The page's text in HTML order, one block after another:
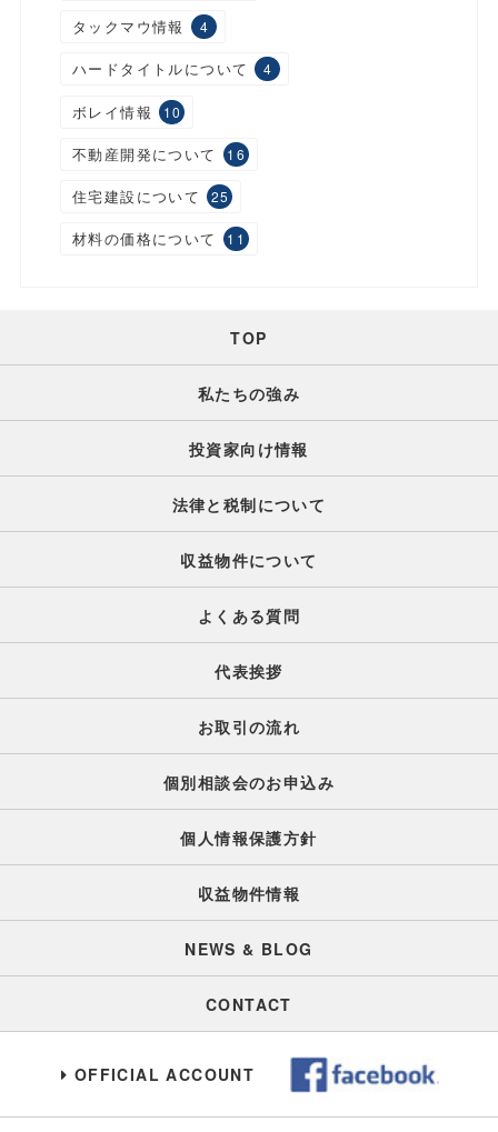
タックマウ情報 4
ハードタイトルについて 4
ボレイ情報 10
不動産開発について 16
住宅建設について 25
材料の価格について 11
TOP
私たちの強み
投資家向け情報
法律と税制について
収益物件について
よくある質問
代表挨拶
お取引の流れ
個別相談会のお申込み
個人情報保護方針
収益物件情報
NEWS & BLOG
CONTACT
OFFICIAL ACCOUNT